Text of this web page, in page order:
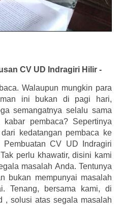
CV UD Indragiri Hilir -
Walaupun mungkin para
ini bukan di pagi hari,
semangatnya selalu sama
pembaca? Sepertinya
kedatangan pembaca ke
CV UD Indragiri
perlu khawatir, disini kami
masalah Anda. Tentunya
bukan mempunyai masalah
Tenang, bersama kami, di
, solusi atas segala masalah